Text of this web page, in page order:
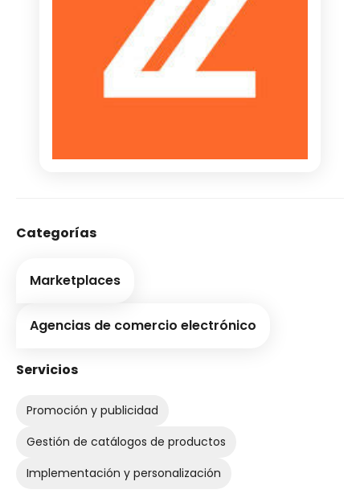
Categorías
Marketplaces
Agencias de comercio electrónico
Servicios
Promoción y publicidad
Gestión de catálogos de productos
Implementación y personalización